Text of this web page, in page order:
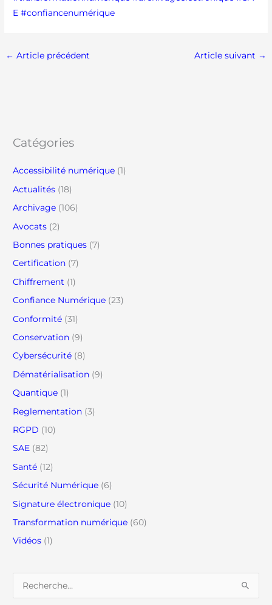
E #confiancenumérique
← Article précédent Article suivant →
Catégories
Accessibilité numérique (1)
Actualités (18)
Archivage (106)
Avocats (2)
Bonnes pratiques (7)
Certification (7)
Chiffrement (1)
Confiance Numérique (23)
Conformité (31)
Conservation (9)
Cybersécurité (8)
Dématérialisation (9)
Quantique (1)
Reglementation (3)
RGPD (10)
SAE (82)
Santé (12)
Sécurité Numérique (6)
Signature électronique (10)
Transformation numérique (60)
Vidéos (1)